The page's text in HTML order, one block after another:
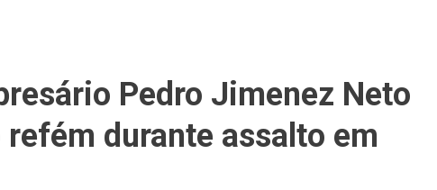
Pedro Jimenez Neto
durante assalto em